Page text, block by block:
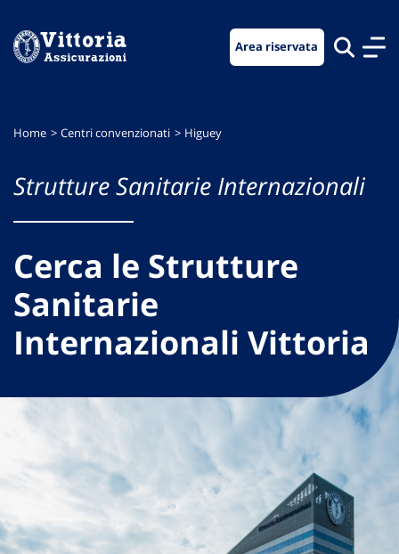
menu
contenuto
footer
Area riservata
Home Centri convenzionati Higuey
Strutture Sanitarie Internazionali
Cerca le Strutture
Sanitarie
Internazionali Vittoria